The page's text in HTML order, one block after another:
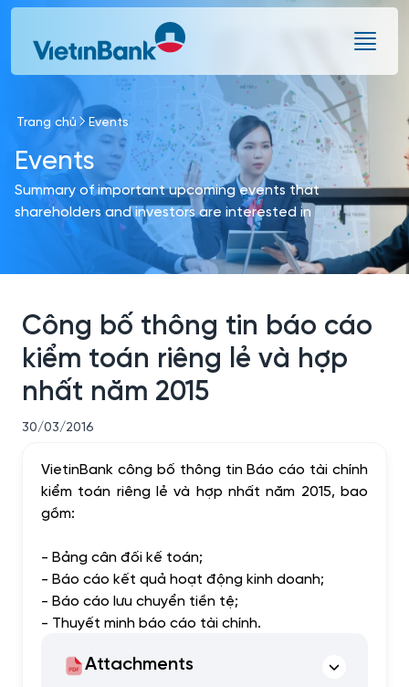
Skip to Main Content
Trang chủ Events
Events
Summary of important upcoming events that
shareholders and investors are interested in
Công bố thông tin báo cáo
kiểm toán riêng lẻ và hợp
nhất năm 2015
30/03/2016
VietinBank công bố thông tin Báo cáo tài chính
kiểm toán riêng lẻ và hợp nhất năm 2015, bao
gồm:
- Bảng cân đối kế toán;
- Báo cáo kết quả hoạt động kinh doanh;
- Báo cáo lưu chuyển tiền tệ;
- Thuyết minh báo cáo tài chính.
Attachments